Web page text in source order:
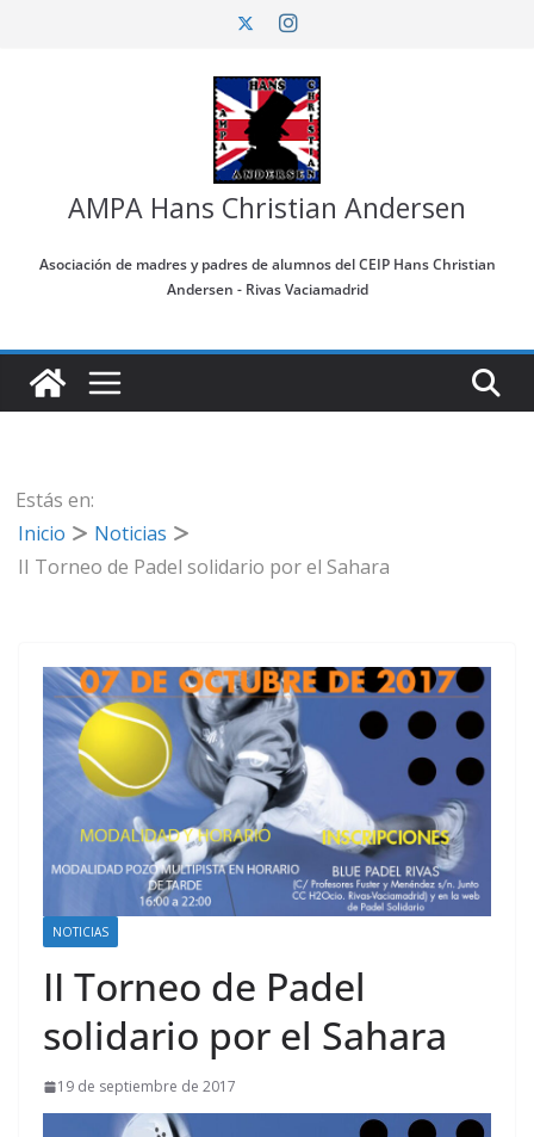
AMPA Hans Christian Andersen
Asociación de madres y padres de alumnos del CEIP Hans Christian
Andersen - Rivas Vaciamadrid
Estás en:
Inicio
Noticias
II Torneo de Padel solidario por el Sahara
NOTICIAS
II Torneo de Padel
solidario por el Sahara
19 de septiembre de 2017